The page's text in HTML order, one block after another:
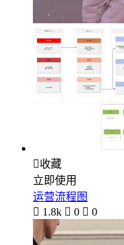
收藏
立即使用
运营流程图
 1.8k  0  0